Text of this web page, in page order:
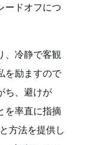
ードオフにつ
、冷静で客観
を励ますので
ち、避けが
を率直に指摘
方法を提供し